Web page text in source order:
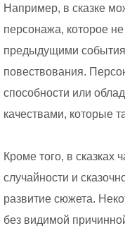
Например, в сказке
персонажа, которое
предыдущими
повествования.
способности или
качествами, которые
Кроме того, в сказках
случайности и
развитие сюжета.
без видимой